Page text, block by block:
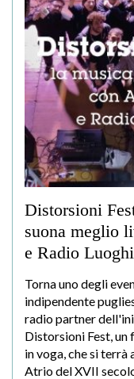
Distorsioni
suona meglio
e Radio
Torna uno degli
indipendente
radio partner
Distorsioni Fest, un
in voga, che si
Atrio del XVII